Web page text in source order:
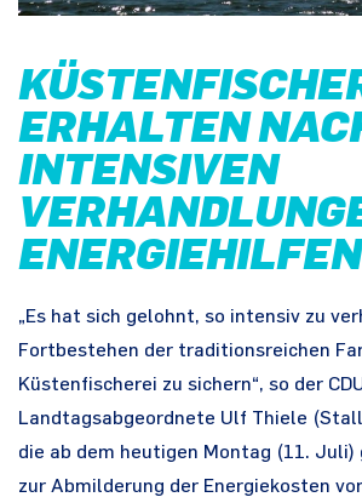
ERHALTEN
INTENSIVEN
ENERGIEHILFEN
„Es hat sich gelohnt, so intensiv zu
Fortbestehen der traditionsreichen
Küstenfischerei zu sichern“, so der
Landtagsabgeordnete Ulf Thiele
die ab dem heutigen Montag (11.
zur Abmilderung der Energiekosten